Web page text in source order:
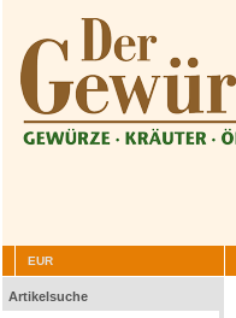
EUR
Artikelsuche